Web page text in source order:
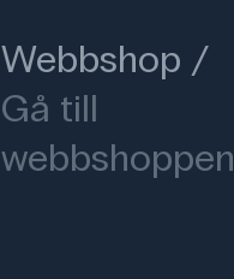
Webbshop
Gå till
webbshoppen